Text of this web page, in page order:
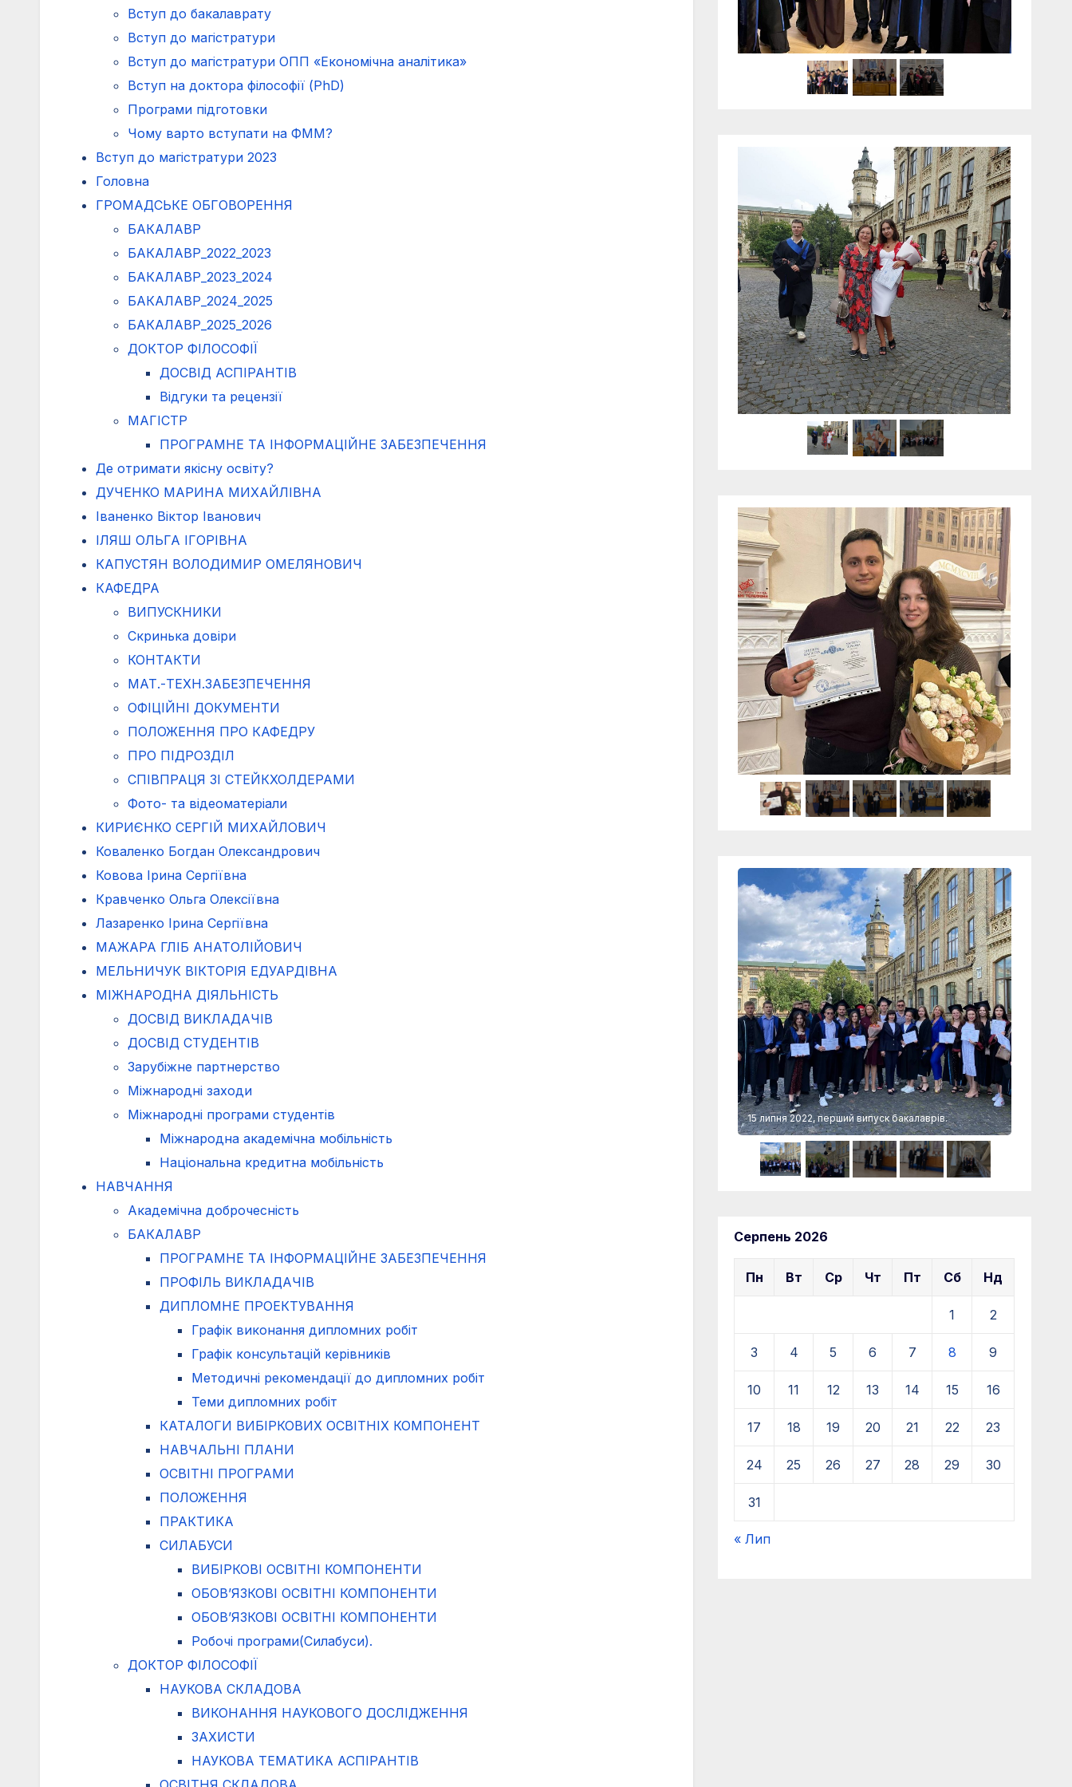
Вступ до бакалаврату
Вступ до магістратури
Вступ до магістратури ОПП «Економічна аналітика»
Вступ на доктора філософії (PhD)
Програми підготовки
Чому варто вступати на ФММ?
Вступ до магістратури 2023
Головна
ГРОМАДСЬКЕ ОБГОВОРЕННЯ
БАКАЛАВР
БАКАЛАВР_2022_2023
БАКАЛАВР_2023_2024
БАКАЛАВР_2024_2025
БАКАЛАВР_2025_2026
ДОКТОР ФІЛОСОФІЇ
ДОСВІД АСПІРАНТІВ
Відгуки та рецензії
МАГІСТР
ПРОГРАМНЕ ТА ІНФОРМАЦІЙНЕ ЗАБЕЗПЕЧЕННЯ
Де отримати якісну освіту?
ДУЧЕНКО МАРИНА МИХАЙЛІВНА
Іваненко Віктор Іванович
ІЛЯШ ОЛЬГА ІГОРІВНА
КАПУСТЯН ВОЛОДИМИР ОМЕЛЯНОВИЧ
КАФЕДРА
ВИПУСКНИКИ
Cкринька довіри
КОНТАКТИ
МАТ.-ТЕХН.ЗАБЕЗПЕЧЕННЯ
ОФІЦІЙНІ ДОКУМЕНТИ
ПОЛОЖЕННЯ ПРО КАФЕДРУ
ПРО ПІДРОЗДІЛ
СПІВПРАЦЯ ЗІ СТЕЙКХОЛДЕРАМИ
Фото- та відеоматеріали
КИРИЄНКО СЕРГІЙ МИХАЙЛОВИЧ
Коваленко Богдан Олександрович
Ковова Ірина Сергіївна
Кравченко Ольга Олексіївна
Лазаренко Ірина Сергіївна
МАЖАРА ГЛІБ АНАТОЛІЙОВИЧ
МЕЛЬНИЧУК ВІКТОРІЯ ЕДУАРДІВНА
МІЖНАРОДНА ДІЯЛЬНІСТЬ
ДОСВІД ВИКЛАДАЧІВ
ДОСВІД СТУДЕНТІВ
Зарубіжне партнерство
Міжнародні заходи
Міжнародні програми студентів
Міжнародна академічна мобільність
Національна кредитна мобільність
НАВЧАННЯ
Академічна доброчесність
БАКАЛАВР
ПРОГРАМНЕ ТА ІНФОРМАЦІЙНЕ ЗАБЕЗПЕЧЕННЯ
ПРОФІЛЬ ВИКЛАДАЧІВ
ДИПЛОМНЕ ПРОЕКТУВАННЯ
Графік виконання дипломних робіт
Графік консультацій керівників
Методичні рекомендації до дипломних робіт
Теми дипломних робіт
КАТАЛОГИ ВИБІРКОВИХ ОСВІТНІХ КОМПОНЕНТ
НАВЧАЛЬНІ ПЛАНИ
ОСВІТНІ ПРОГРАМИ
ПОЛОЖЕННЯ
ПРАКТИКА
СИЛАБУСИ
ВИБІРКОВІ ОСВІТНІ КОМПОНЕНТИ
ОБОВ’ЯЗКОВІ ОСВІТНІ КОМПОНЕНТИ
ОБОВ’ЯЗКОВІ ОСВІТНІ КОМПОНЕНТИ
Робочі програми(Силабуси).
ДОКТОР ФІЛОСОФІЇ
НАУКОВА СКЛАДОВА
ВИКОНАННЯ НАУКОВОГО ДОСЛІДЖЕННЯ
ЗАХИСТИ
НАУКОВА ТЕМАТИКА АСПІРАНТІВ
15 липня 2022, перший випуск бакалаврів.
Серпень 2026
Пн Вт Ср Чт Пт Сб Нд
1 2
3 4 5 6 7 8 9
10 11 12 13 14 15 16
17 18 19 20 21 22 23
24 25 26 27 28 29 30
31
« Лип